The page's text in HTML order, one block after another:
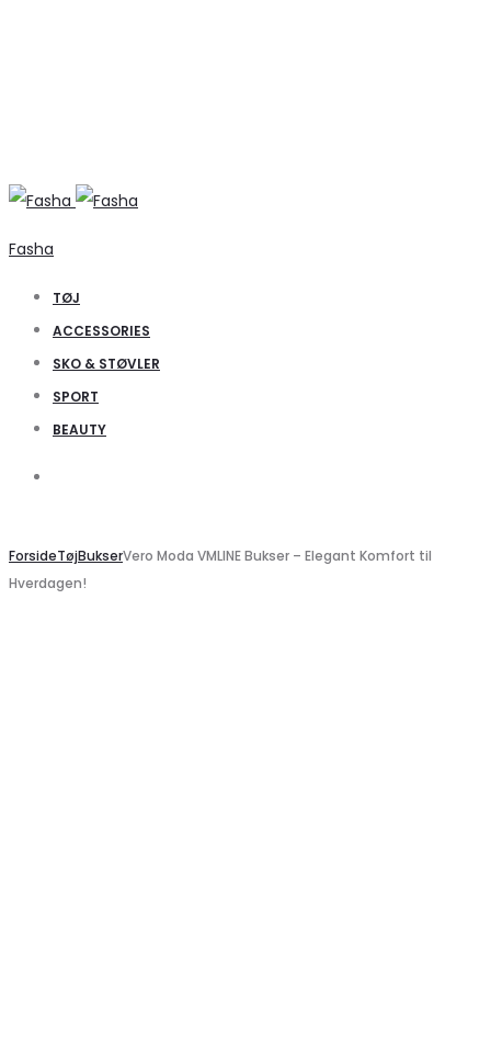
Fasha
TØJ
ACCESSORIES
SKO & STØVLER
SPORT
BEAUTY
ForsideTøjBukserVero Moda VMLINE Bukser – Elegant Komfort til
Hverdagen!